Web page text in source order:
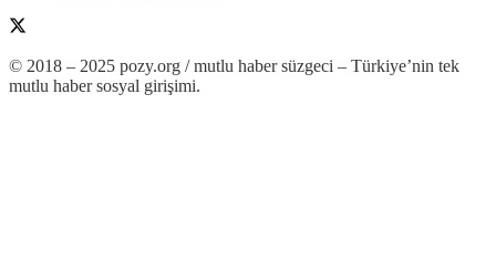
© 2018 – 2025 pozy.org / mutlu haber süzgeci – Türkiye’nin tek
mutlu haber sosyal girişimi.